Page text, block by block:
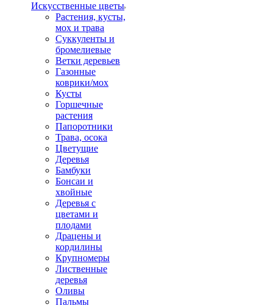
Искусственные цветы
Растения, кусты,
мох и трава
Суккуленты и
бромелиевые
Ветки деревьев
Газонные
коврики/мох
Кусты
Горшечные
растения
Папоротники
Трава, осока
Цветущие
Деревья
Бамбуки
Бонсаи и
хвойные
Деревья с
цветами и
плодами
Драцены и
кордилины
Крупномеры
Лиственные
деревья
Оливы
Пальмы